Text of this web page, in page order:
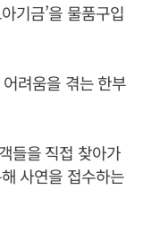
기금’을 물품구입
려움을 겪는 한부
들을 직접 찾아가
사연을 접수하는